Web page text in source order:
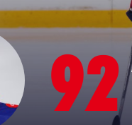
Академия СКА
Амурские Тигры
Красная
Крылья Советов
92